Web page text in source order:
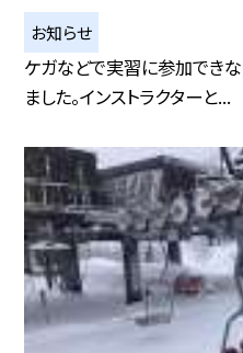
お知らせ
ケガなどで実習に参加できな
ました。インストラクターと...